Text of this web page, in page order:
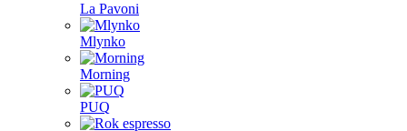
La Pavoni
Mlynko
Morning
PUQ